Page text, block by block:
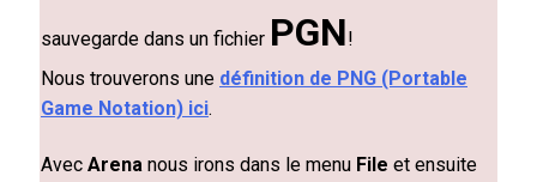
sauvegarde dans un fichier PGN!
Nous trouverons une définition de PNG (Portable
Game Notation) ici.
Avec Arena nous irons dans le menu File et ensuite